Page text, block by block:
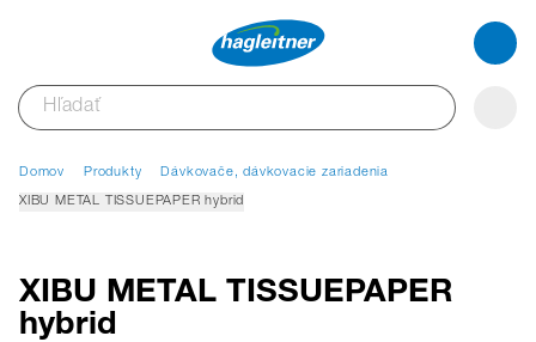
Domov Produkty Dávkovače, dávkovacie zariadenia
XIBU METAL TISSUEPAPER hybrid
XIBU METAL TISSUEPAPER
hybrid